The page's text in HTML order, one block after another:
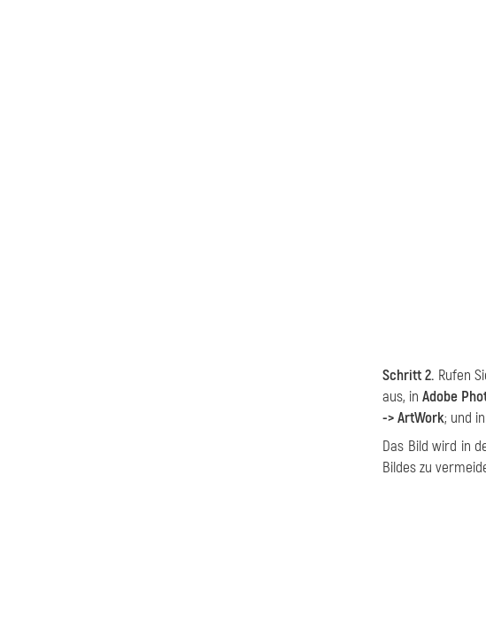
Schritt 2. Rufen
aus, in Adobe
-> ArtWork; und in
Das Bild wird in
Bildes zu